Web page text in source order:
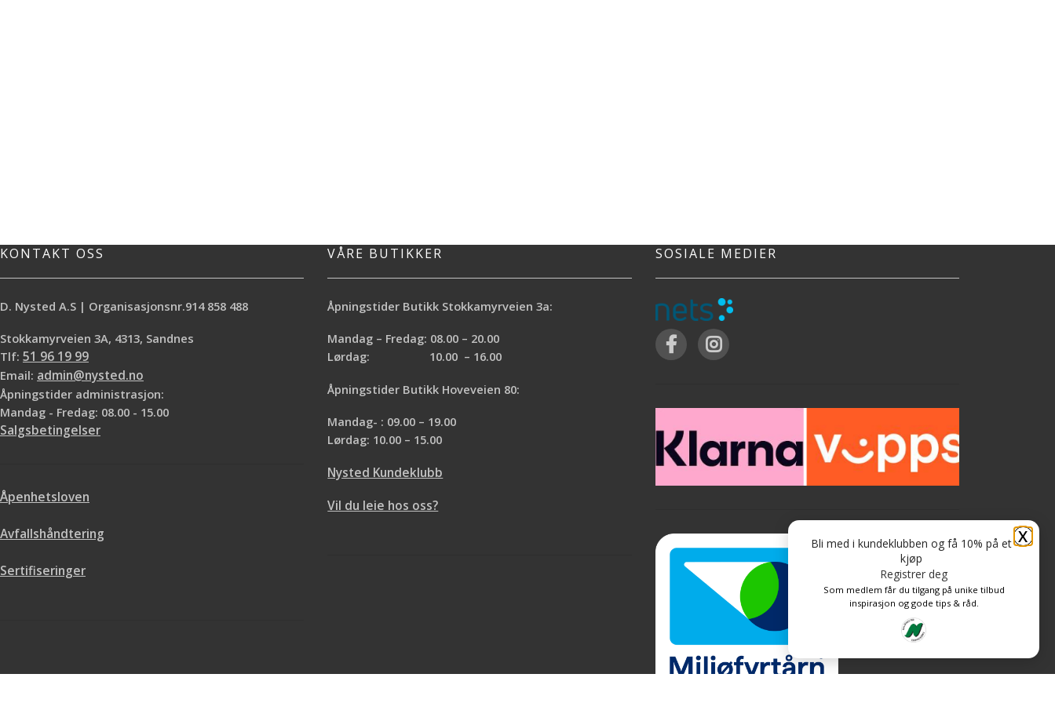
KONTAKT OSS
D. Nysted A.S | Organisasjonsnr.914 858 488
Stokkamyrveien 3A, 4313, Sandnes
Tlf: 51 96 19 99
Email: admin@nysted.no
Åpningstider administrasjon:
Mandag - Fredag: 08.00 - 15.00
Salgsbetingelser
Åpenhetsloven
Avfallshåndtering
Sertifiseringer
VÅRE BUTIKKER
Åpningstider Butikk Stokkamyrveien 3a:
Mandag – Fredag: 08.00 – 20.00
Lørdag: 10.00 – 16.00
Åpningstider Butikk Hoveveien 80:
Mandag- : 09.00 – 19.00
Lørdag: 10.00 – 15.00
Nysted Kundeklubb
Vil du leie hos oss?
SOSIALE MEDIER
X
Bli med i kundeklubben og få 10% på et
kjøp
Registrer deg
Som medlem får du tilgang på unike tilbud
inspirasjon og gode tips & råd.